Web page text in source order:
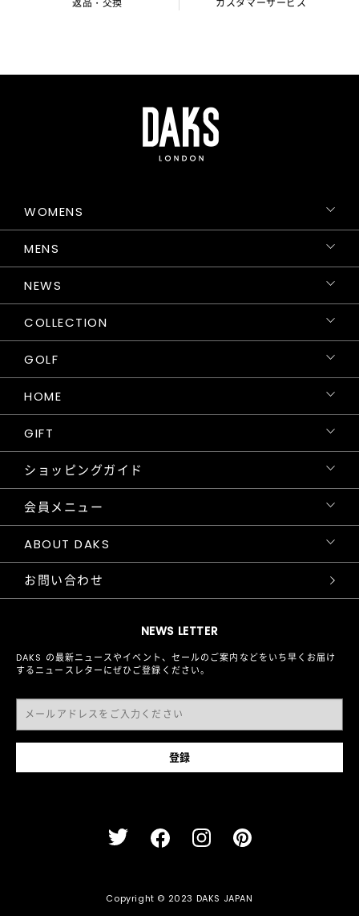
NEWS LETTER
DAKS の最新ニュースやイベント、セールのご案内などをいち早くお届け
するニュースレターにぜひご登録ください。
WOMENS
MENS
NEWS
COLLECTION
GOLF
HOME
GIFT
ショッピングガイド
会員メニュー
ABOUT DAKS
お問い合わせ
Copyright © 2023 DAKS JAPAN